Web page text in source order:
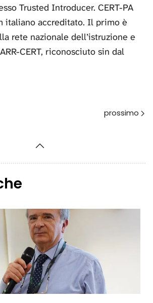
Trusted Introducer. CERT-PA
italiano accreditato. Il primo è
rete nazionale dell’istruzione e
CERT, riconosciuto sin dal